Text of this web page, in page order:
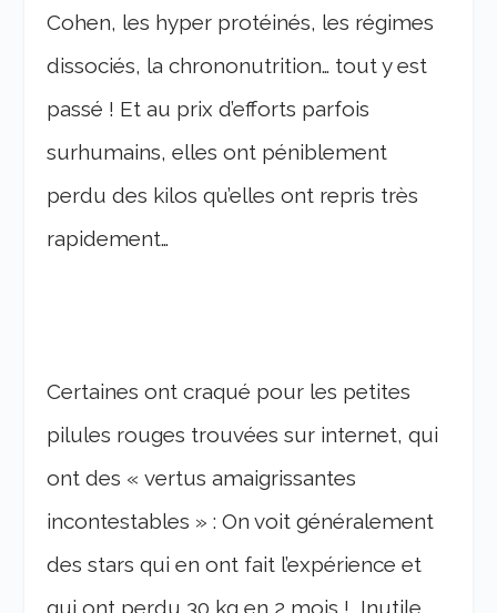
Cohen, les hyper protéinés, les régimes
dissociés, la chrononutrition… tout y est
passé ! Et au prix d’efforts parfois
surhumains, elles ont péniblement
perdu des kilos qu’elles ont repris très
rapidement…
Certaines ont craqué pour les petites
pilules rouges trouvées sur internet, qui
ont des « vertus amaigrissantes
incontestables » : On voit généralement
des stars qui en ont fait l’expérience et
qui ont perdu 30 kg en 2 mois ! Inutile